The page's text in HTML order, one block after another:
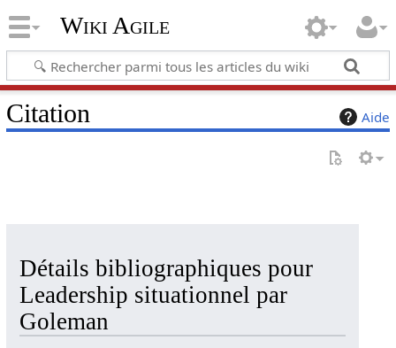
Wiki Agile
Aide
Citation
Détails bibliographiques pour
Leadership situationnel par
Goleman